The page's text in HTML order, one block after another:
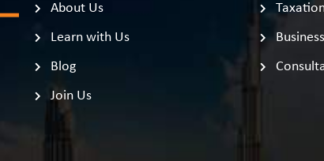
About Us
Learn with Us
Blog
Join Us